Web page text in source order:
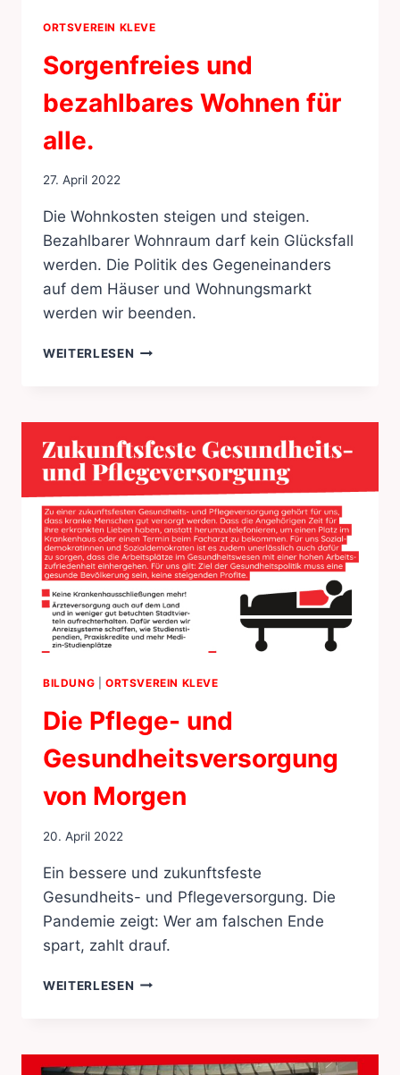
ORTSVEREIN KLEVE
Sorgenfreies und
bezahlbares Wohnen für
alle.
27. April 2022
Die Wohnkosten steigen und steigen.
Bezahlbarer Wohnraum darf kein Glücksfall
werden. Die Politik des Gegeneinanders
auf dem Häuser und Wohnungsmarkt
werden wir beenden.
WEITERLESEN SORGENFREIES
FÜR
ALLE.
BILDUNG ORTSVEREIN KLEVE
Die Pflege- und
Gesundheitsversorgung
von Morgen
20. April 2022
Ein bessere und zukunftsfeste
Gesundheits- und Pflegeversorgung. Die
Pandemie zeigt: Wer am falschen Ende
spart, zahlt drauf.
WEITERLESEN DIE
VON